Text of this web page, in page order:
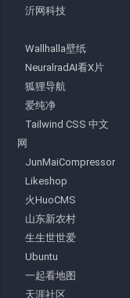
沂网科技
Wallhalla壁纸
NeuralradAI看X片
狐狸导航
爱纯净
Tailwind CSS 中文
网
JunMaiCompressor
Likeshop
火HuoCMS
山东新农村
生生世世爱
Ubuntu
一起看地图
天涯社区